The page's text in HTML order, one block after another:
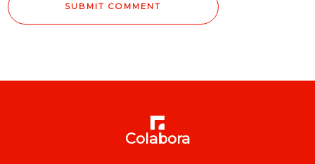
Colabora